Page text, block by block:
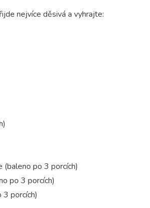
nejvíce děsivá a vyhrajte:
(baleno po 3 porcích)
po 3 porcích)
porcích)